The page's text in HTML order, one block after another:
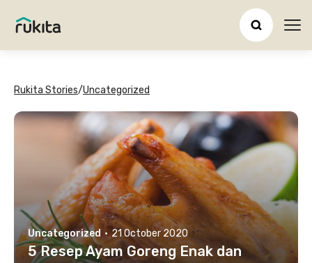
Rukita Stories/Uncategorized
Uncategorized · 21 October 2020
5 Resep Ayam Goreng Enak dan